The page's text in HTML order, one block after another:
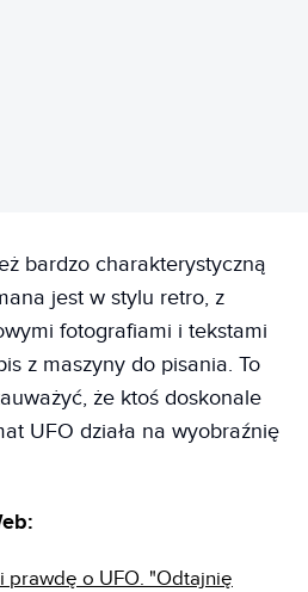
bardzo charakterystyczną
jest w stylu retro, z
fotografiami i tekstami
z maszyny do pisania. To
że ktoś doskonale
UFO działa na wyobraźnię
prawdę o UFO. "Odtajnię